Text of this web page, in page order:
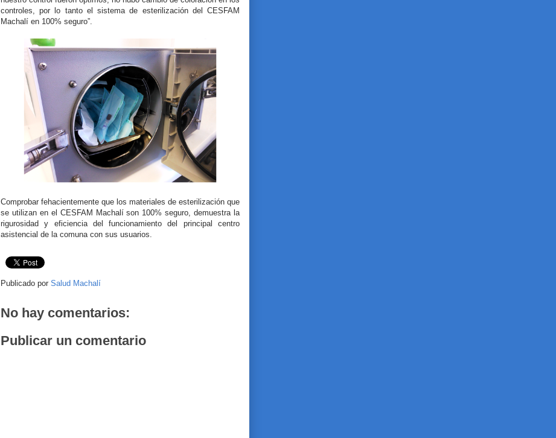
controles, por lo tanto el sistema de esterilización del CESFAM
Machalí en 100% seguro”.
Comprobar fehacientemente que los materiales de esterilización que
se utilizan en el CESFAM Machalí son 100% seguro, demuestra la
rigurosidad y eficiencia del funcionamiento del principal centro
asistencial de la comuna con sus usuarios.
Publicado por Salud Machalí
No hay comentarios:
Publicar un comentario